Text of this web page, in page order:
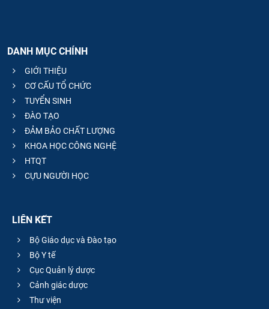
DANH MỤC CHÍNH
GIỚI THIỆU
CƠ CẤU TỔ CHỨC
TUYỂN SINH
ĐÀO TẠO
ĐẢM BẢO CHẤT LƯỢNG
KHOA HỌC CÔNG NGHỆ
HTQT
CỰU NGƯỜI HỌC
LIÊN KẾT
Bộ Giáo dục và Đào tạo
Bộ Y tế
Cục Quản lý dược
Cảnh giác dược
Thư viện